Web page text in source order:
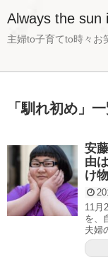
Always the sun
主婦to子育てto時々お
「馴れ初め 」
安
由
け物
11月
を、
夫婦